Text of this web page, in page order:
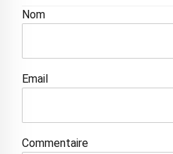
Nom
Email
Commentaire